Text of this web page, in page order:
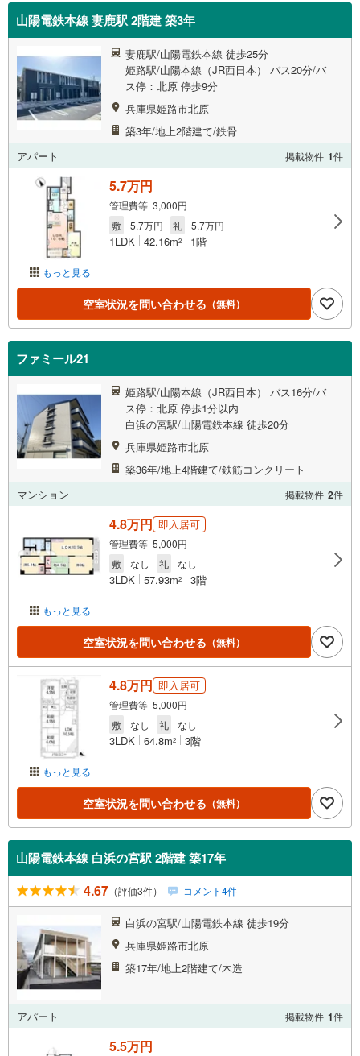
山陽電鉄本線 妻鹿駅 2階建 築3年
妻鹿駅/山陽電鉄本線 徒歩25分
姫路駅/山陽本線（JR西日本） バス20分/バ
ス停：北原 停歩9分
兵庫県姫路市北原
築3年/地上2階建て/鉄骨
アパート
掲載物件 1件
もっと見る
5.7万円
管理費等 3,000円
敷
5.7万円 礼 5.7万円
1LDK 42.16m2 1階
空室状況を問い合わせる （無料）
ファミール21
姫路駅/山陽本線（JR西日本） バス16分/バ
ス停：北原 停歩1分以内
白浜の宮駅/山陽電鉄本線 徒歩20分
兵庫県姫路市北原
築36年/地上4階建て/鉄筋コンクリート
マンション
掲載物件 2件
もっと見る
4.8万円 即入居可
管理費等 5,000円
敷
なし 礼 なし
3LDK 57.93m2 3階
空室状況を問い合わせる （無料）
もっと見る
4.8万円 即入居可
管理費等 5,000円
敷
なし 礼 なし
3LDK 64.8m2 3階
空室状況を問い合わせる （無料）
山陽電鉄本線 白浜の宮駅 2階建 築17年
4.67 （評価3件） コメント4件
白浜の宮駅/山陽電鉄本線 徒歩19分
兵庫県姫路市北原
築17年/地上2階建て/木造
アパート 掲載物件 1件
5.5万円